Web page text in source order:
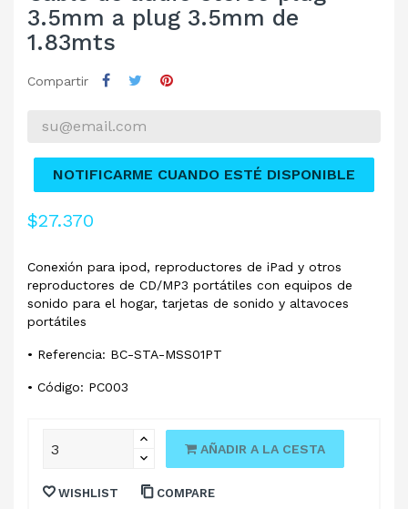
3.5mm a plug 3.5mm de
1.83mts
Compartir
NOTIFICARME CUANDO ESTÉ DISPONIBLE
$27.370
Conexión para ipod, reproductores de iPad y otros
reproductores de CD/MP3 portátiles con equipos de
sonido para el hogar, tarjetas de sonido y altavoces
portátiles
• Referencia: BC-STA-MSS01PT
• Código: PC003
AÑADIR A LA CESTA
WISHLIST COMPARE